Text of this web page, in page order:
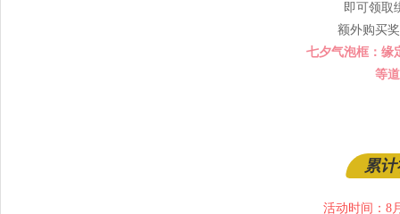
即可领取
额外购买
七夕气泡框：缘
等
累
活动时间：8